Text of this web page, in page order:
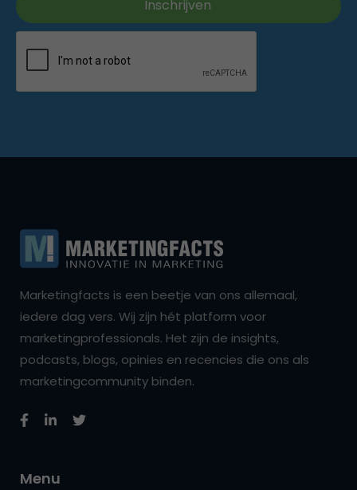
Marketingfacts is een beetje van ons allemaal,
iedere dag vers. Wij zijn hét platform voor
marketingprofessionals. Het zijn de insights,
podcasts, blogs, opinies en recencies die ons als
marketingcommunity binden.
Menu